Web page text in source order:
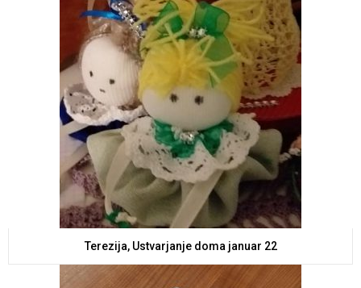
Terezija, Ustvarjanje doma januar 22